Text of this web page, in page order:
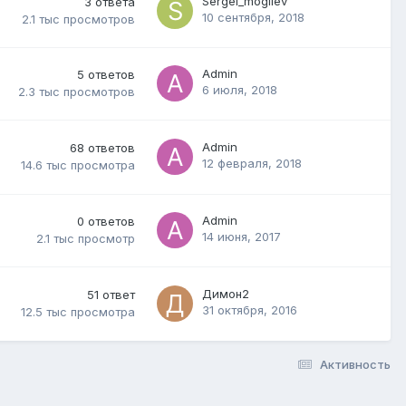
2.1 тыс просмотров
10 сентября, 2018
5 ответов
2.3 тыс просмотров
Admin
6 июля, 2018
68 ответов
14.6 тыс просмотра
Admin
12 февраля, 2018
0 ответов
2.1 тыс просмотр
Admin
14 июня, 2017
51 ответ
12.5 тыс просмотра
Димон2
31 октября, 2016
Активность